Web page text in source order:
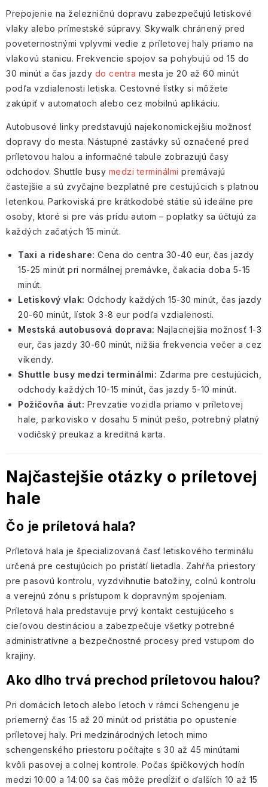
Prepojenie na železničnú dopravu zabezpečujú letiskové
vlaky alebo prímestské súpravy. Skywalk chránený pred
poveternostnými vplyvmi vedie z príletovej haly priamo na
vlakovú stanicu. Frekvencie spojov sa pohybujú od 15 do
30 minút a čas jazdy do centra mesta je 20 až 60 minút
podľa vzdialenosti letiska. Cestovné lístky si môžete
zakúpiť v automatoch alebo cez mobilnú aplikáciu.
Autobusové linky predstavujú najekonomickejšiu možnosť
dopravy do mesta. Nástupné zastávky sú označené pred
príletovou halou a informačné tabule zobrazujú časy
odchodov. Shuttle busy medzi terminálmi premávajú
častejšie a sú zvyčajne bezplatné pre cestujúcich s platnou
letenkou. Parkoviská pre krátkodobé státie sú ideálne pre
osoby, ktoré si pre vás prídu autom – poplatky sa účtujú za
každých začatých 15 minút.
Taxi a rideshare: Cena do centra 30-40 eur, čas jazdy
15-25 minút pri normálnej premávke, čakacia doba 5-15
minút.
Letiskový vlak: Odchody každých 15-30 minút, čas jazdy
20-60 minút, lístok 3-8 eur podľa vzdialenosti.
Mestská autobusová doprava: Najlacnejšia možnosť 1-3
eur, čas jazdy 30-60 minút, nižšia frekvencia večer a cez
víkendy.
Shuttle busy medzi terminálmi: Zdarma pre cestujúcich,
odchody každých 10-15 minút, čas jazdy 5-10 minút.
Požičovňa áut: Prevzatie vozidla priamo v príletovej
hale, parkovisko v dosahu 5 minút pešo, potrebný platný
vodičský preukaz a kreditná karta.
Najčastejšie otázky o príletovej
hale
Čo je príletová hala?
Príletová hala je špecializovaná časť letiskového terminálu
určená pre cestujúcich po pristátí lietadla. Zahŕňa priestory
pre pasovú kontrolu, vyzdvihnutie batožiny, colnú kontrolu
a verejnú zónu s prístupom k dopravným spojeniam.
Príletová hala predstavuje prvý kontakt cestujúceho s
cieľovou destináciou a zabezpečuje všetky potrebné
administratívne a bezpečnostné procesy pred vstupom do
krajiny.
Ako dlho trvá prechod príletovou halou?
Pri domácich letoch alebo letoch v rámci Schengenu je
priemerný čas 15 až 20 minút od pristátia po opustenie
príletovej haly. Pri medzinárodných letoch mimo
schengenského priestoru počítajte s 30 až 45 minútami
kvôli pasovej a colnej kontrole. Počas špičkových hodín
medzi 10:00 a 14:00 sa čas môže predĺžiť o ďalších 10 až 15